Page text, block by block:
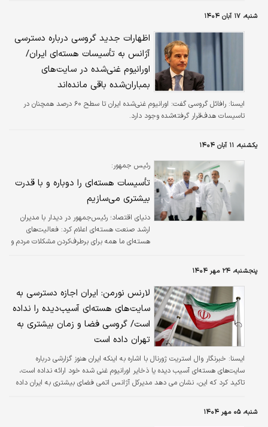
شنبه، ۱۷ آبان ۱۴۰۴
اظهارات جدید گروسی درباره دسترسی
آژانس به تأسیسات هسته‌ای ایران/
اورانیوم غنی‌شده در سایت‌های
بمباران‌شده باقی مانده‌اند
ایسنا:
رافائل گروسی گفت: اورانیوم غنی‌شده ایران تا سطح ۶۰ درصد همچنان در
تاسیسات هدف‌قرار گرفته‌شده وجود دارد.
یکشنبه، ۱۱ آبان ۱۴۰۴
رئیس جمهور:
تأسیسات هسته‌ای را دوباره و با قدرت
بیشتری می‌سازیم
دنیای اقتصاد؛ رئیس‌جمهور در دیدار با مدیران
ارشد صنعت هسته‌ای اعلام کرد: فعالیت‌های
هسته‌ای ما همه برای برطرف‌کردن مشکلات مردم و
پنجشنبه، ۲۴ مهر ۱۴۰۴
لارنس نورمن: ایران اجازه دسترسی به
سایت‌های هسته‌ای آسیب‌دیده را نداده
است/ گروسی فضا و زمان بیشتری به
تهران داده است
ايسنا: خبرنگار وال استریت ژورنال با اشاره به اینکه ایران هنوز گزارشی درباره
سایت‌های هسته‌ای آسیب دیده یا ذخایر اورانیوم غنی شده خود ارائه نداده است،
تاکید کرد که این، نشان می دهد مدیرکل آژانس اتمی فضای بیشتری به ایران داده
شنبه، ۰۵ مهر ۱۴۰۴